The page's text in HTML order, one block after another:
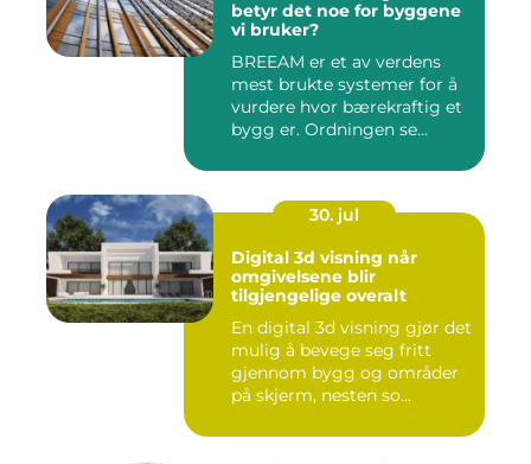
betyr det noe for byggene
vi bruker?
BREEAM er et av verdens
mest brukte systemer for å
vurdere hvor bærekraftig et
bygg er. Ordningen se...
30. jul
Digital 3d visning når
omgivelsene blir
tilgjengelige overalt
En digital 3d visning gjør det
mulig å bevege seg fritt
gjennom bygg og områder
på skjerm, nesten so...